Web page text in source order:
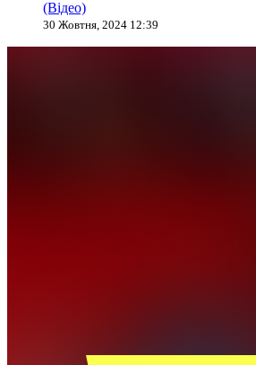
(Відео)
30 Жовтня, 2024 12:39